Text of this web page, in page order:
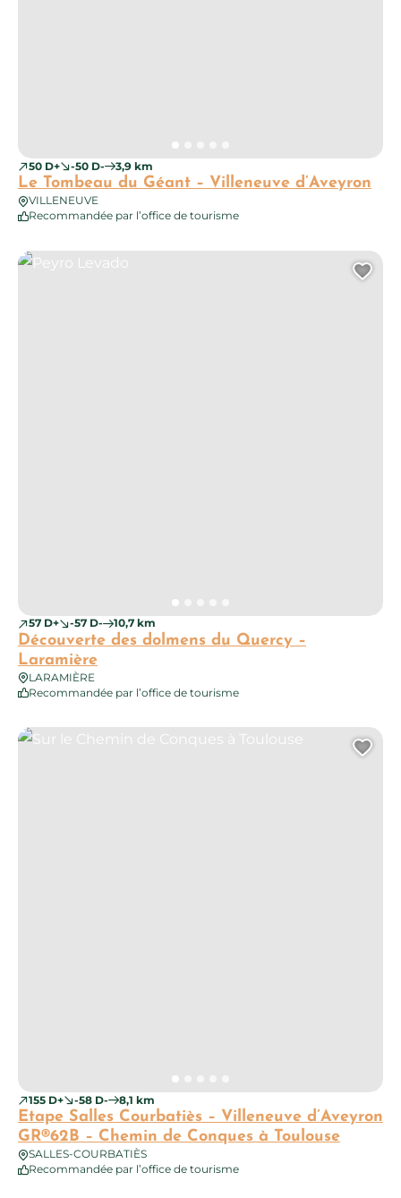
50 D+ -50 D- 3,9 km
Le Tombeau du Géant – Villeneuve d’Aveyron
VILLENEUVE
Recommandée par l’office de tourisme
57 D+ -57 D- 10,7 km
Découverte des dolmens du Quercy –
Laramière
LARAMIÈRE
Recommandée par l’office de tourisme
Peyro Levado
155 D+ -58 D- 8,1 km
Etape Salles Courbatiès – Villeneuve d’Aveyron
GR®62B – Chemin de Conques à Toulouse
SALLES-COURBATIÈS
Recommandée par l’office de tourisme
Sur le Chemin de Conques à Toulouse